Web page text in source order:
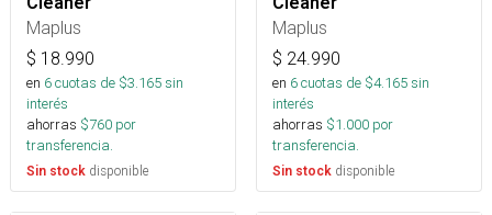
Maplus
$ 18.990
en 6cuotas de $3.165sin
interés
ahorras $760 por
transferencia.
Sin stock disponible
Maplus
$ 24.990
en 6cuotas de $4.165sin
interés
ahorras $1.000 por
transferencia.
Sin stock disponible